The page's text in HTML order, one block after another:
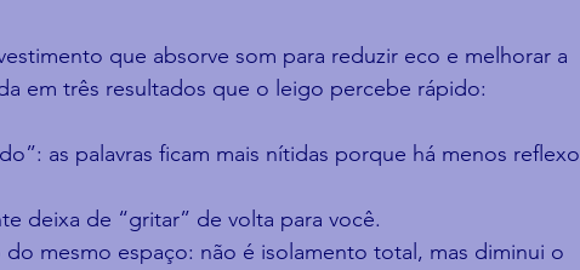
que absorve som para reduzir eco e melhorar a
em três resultados que o leigo percebe rápido:
as palavras ficam mais nítidas porque há menos reflexo
deixa de “gritar” de volta para você.
mesmo espaço: não é isolamento total, mas diminui o